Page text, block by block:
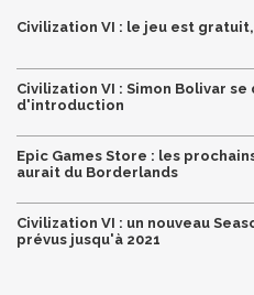
Civilization VI : le jeu est
Civilization VI : Simon Bolivar
d'introduction
Epic Games Store : les
aurait du Borderlands
Civilization VI : un nouveau
prévus jusqu'à 2021